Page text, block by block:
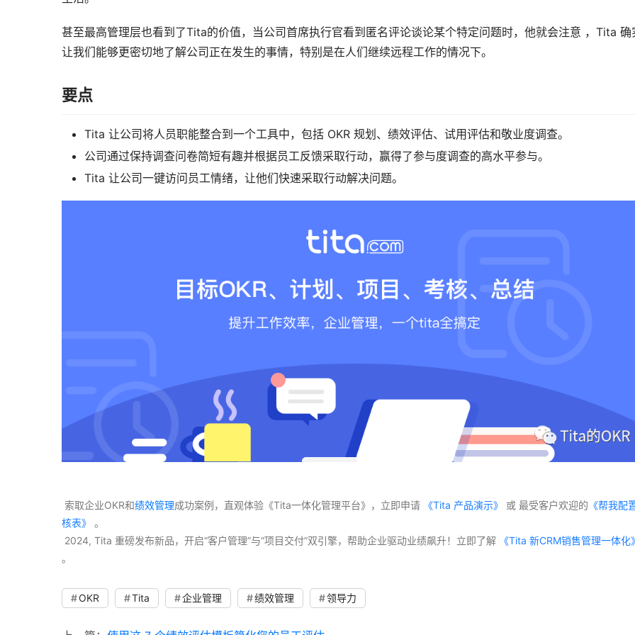
甚至最高管理层也看到了Tita的价值，当公司首席执行官看到匿名评论谈论某个特定问题时，他就会注意 ，Tita 确
让我们能够更密切地了解公司正在发生的事情，特别是在人们继续远程工作的情况下。
要点
Tita 让公司将人员职能整合到一个工具中，包括 OKR 规划、绩效评估、试用评估和敬业度调查。
公司通过保持调查问卷简短有趣并根据员工反馈采取行动，赢得了参与度调查的高水平参与。
Tita 让公司一键访问员工情绪，让他们快速采取行动解决问题。
索取企业OKR和绩效管理成功案例，直观体验《Tita一体化管理平台》，立即申请 《Tita 产品演示》 或 最受客户欢迎的 《帮我配
核表》
。
2024, Tita 重磅发布新品，开启“客户管理”与“项目交付”双引擎，帮助企业驱动业绩飙升！立即了解
。
OKR Tita 企业管理 绩效管理 领导力